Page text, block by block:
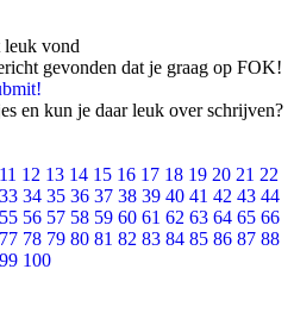
leuk vond
gevonden dat je graag op FOK!
en kun je daar leuk over schrijven?
11 12 13 14 15 16 17 18 19 20 21 22
33 34 35 36 37 38 39 40 41 42 43 44
55 56 57 58 59 60 61 62 63 64 65 66
77 78 79 80 81 82 83 84 85 86 87 88
99 100